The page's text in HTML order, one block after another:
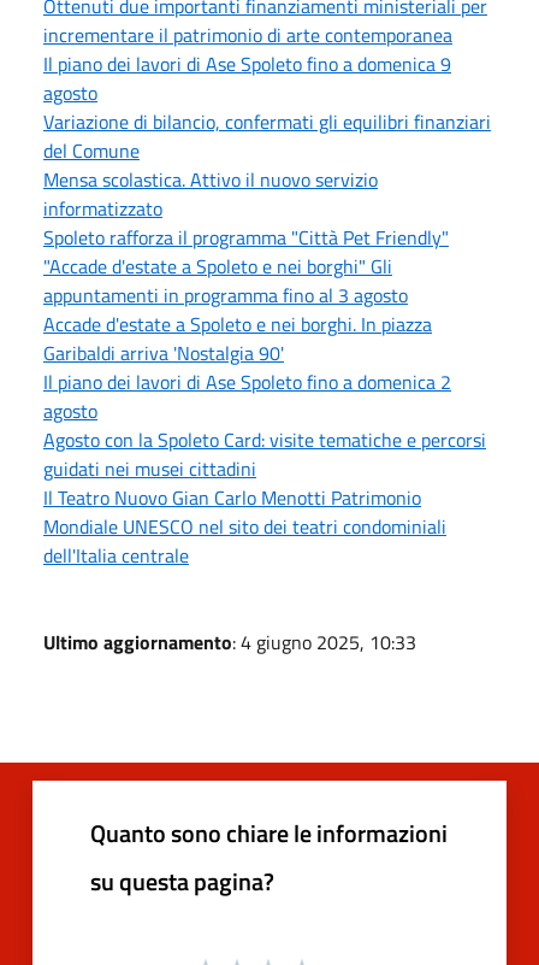
incrementare il patrimonio di arte contemporanea
Il piano dei lavori di Ase Spoleto fino a domenica 9
agosto
Variazione di bilancio, confermati gli equilibri finanziari
del Comune
Mensa scolastica. Attivo il nuovo servizio
informatizzato
Spoleto rafforza il programma "Città Pet Friendly"
"Accade d'estate a Spoleto e nei borghi" Gli
appuntamenti in programma fino al 3 agosto
Accade d'estate a Spoleto e nei borghi. In piazza
Garibaldi arriva 'Nostalgia 90'
Il piano dei lavori di Ase Spoleto fino a domenica 2
agosto
Agosto con la Spoleto Card: visite tematiche e percorsi
guidati nei musei cittadini
Il Teatro Nuovo Gian Carlo Menotti Patrimonio
Mondiale UNESCO nel sito dei teatri condominiali
dell'Italia centrale
Ultimo aggiornamento: 4 giugno 2025, 10:33
Quanto sono chiare le informazioni
su questa pagina?